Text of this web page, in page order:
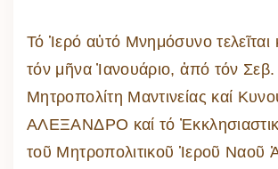
Τό Ἱερό αὐτό Μνημόσυνο τελεῖται
τόν μῆνα Ἰανουάριο, ἀπό τόν Σεβ.
Μητροπολίτη Μαντινείας καί
ΑΛΕΞΑΝΔΡΟ καί τό
τοῦ Μητροπολιτικοῦ Ἱεροῦ Ναοῦ